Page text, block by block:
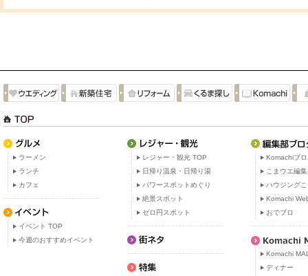
ラーメン
ランチ
カフェ
イベント TOP
今週のおすすめイベント
レジャー・観光 TOP
日帰り温泉・日帰り湯
パワースポットめぐり
絶景スポット
ゼロ円スポット
Komachiブ
こまウエ編
ハウジング
Komachi
おでブロ
Komachi
ディナー